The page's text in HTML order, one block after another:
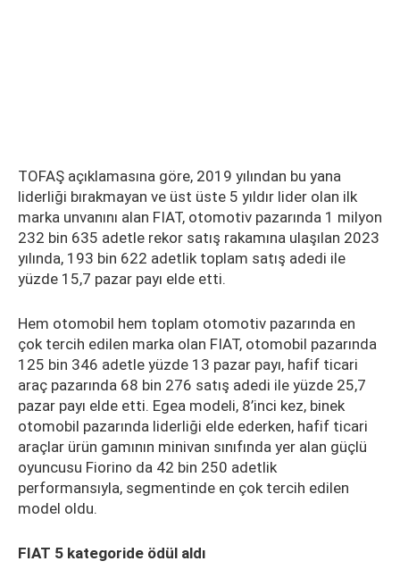
TOFAŞ açıklamasına göre, 2019 yılından bu yana
liderliği bırakmayan ve üst üste 5 yıldır lider olan ilk
marka unvanını alan FIAT, otomotiv pazarında 1 milyon
232 bin 635 adetle rekor satış rakamına ulaşılan 2023
yılında, 193 bin 622 adetlik toplam satış adedi ile
yüzde 15,7 pazar payı elde etti.
Hem otomobil hem toplam otomotiv pazarında en
çok tercih edilen marka olan FIAT, otomobil pazarında
125 bin 346 adetle yüzde 13 pazar payı, hafif ticari
araç pazarında 68 bin 276 satış adedi ile yüzde 25,7
pazar payı elde etti. Egea modeli, 8’inci kez, binek
otomobil pazarında liderliği elde ederken, hafif ticari
araçlar ürün gamının minivan sınıfında yer alan güçlü
oyuncusu Fiorino da 42 bin 250 adetlik
performansıyla, segmentinde en çok tercih edilen
model oldu.
FIAT 5 kategoride ödül aldı